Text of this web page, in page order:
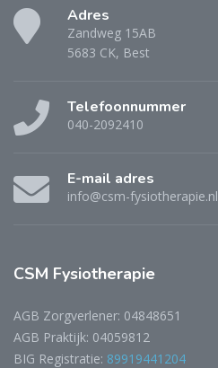
Adres
Zandweg 15AB
5683 CK, Best
Telefoonnummer
040-2092410
E-mail adres
info@csm-fysiotherapie.nl
CSM Fysiotherapie
AGB Zorgverlener: 04848651
AGB Praktijk: 04059812
BIG Registratie: 89919441204